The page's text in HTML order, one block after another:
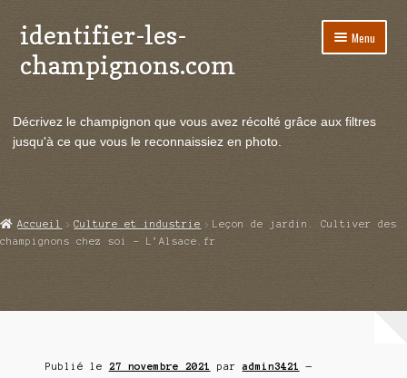
Aller
à
la
Aller
au
contenu
identifier-les-
champignons.com
Menu
le
Actualités
menu
Echanges et contacts
Ouvrir
Décrivez le champignon que vous avez récolté grâce aux filtres
jusqu'à ce que vous le reconnaissiez en photo.
Accueil Culture et industrie
Leçon de jardin. Cultiver des
champignons chez soi – L’Alsace.fr
Publié le 27 novembre 2021 paradmin3421
—